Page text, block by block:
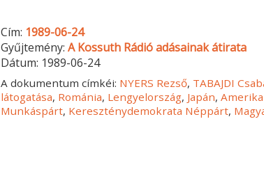
Cím: 1989-06-24
Gyűjtemény:A Kossuth Rádió adásainak átirata
Dátum: 1989-06-24
A dokumentum címkéi: NYERS Rezső, TABAJDI
látogatása, Románia, Lengyelország, Japán,
Munkáspárt, Kereszténydemokrata Néppárt,